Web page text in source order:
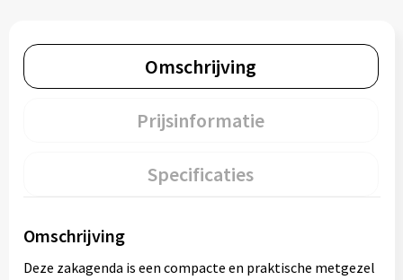
Omschrijving
Prijsinformatie
Specificaties
Omschrijving
Deze zakagenda is een compacte en praktische metgezel